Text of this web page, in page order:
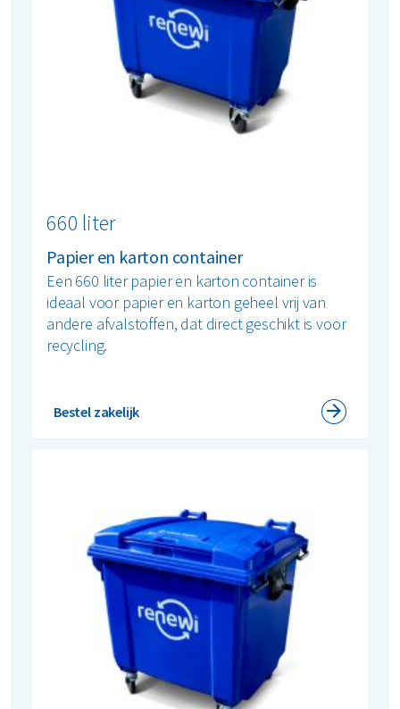
660 liter
Papier en karton container
Een 660 liter papier en karton container is
ideaal voor papier en karton geheel vrij van
andere afvalstoffen, dat direct geschikt is voor
recycling.
Bestel zakelijk